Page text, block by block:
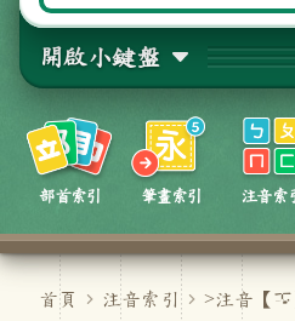
開啟小鍵盤
部首索引 筆畫索引 注音索
首頁 注音索引 >注音【ㄓ